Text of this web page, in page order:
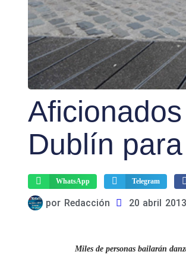
Dublín
WhatsApp Telegram
por Redacción 20 abril 2013
Miles de personas bailarán